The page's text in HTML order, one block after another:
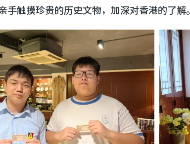
触摸珍贵的历史文物，加深对香港的了解。